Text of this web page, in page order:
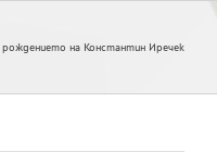
рождението на Константин Иречек